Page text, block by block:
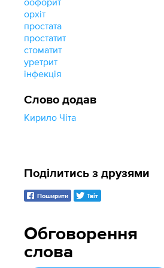
орхіт
простата
простатит
стоматит
уретрит
інфекція
Слово додав
Кирило Чіта
Обговорення
слова
Поділитись з друзями
Поширити Твіт